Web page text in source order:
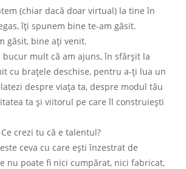
(chiar dacă doar virtual) la tine în
îți spunem bine te-am găsit.
găsit, bine ați venit.
mult că am ajuns, în sfârșit la
cu brațele deschise, pentru a-ți lua un
despre viața ta, despre modul tău
ta și viitorul pe care îl construiești
crezi tu că e talentul?
ceva cu care ești înzestrat de
nu poate fi nici cumpărat, nici fabricat,